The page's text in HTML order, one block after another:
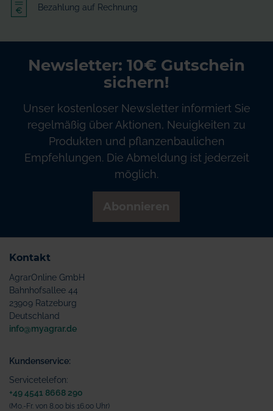
Bezahlung auf Rechnung
Newsletter: 10€ Gutschein
sichern!
Unser kostenloser Newsletter informiert Sie
regelmäßig über Aktionen, Neuigkeiten zu
Produkten und pflanzenbaulichen
Empfehlungen. Die Abmeldung ist jederzeit
möglich.
Kontakt
AgrarOnline GmbH
Bahnhofsallee 44
23909 Ratzeburg
Deutschland
info@myagrar.de
Kundenservice:
Servicetelefon:
+49 4541 8668 290
(Mo.-Fr. von 8.00 bis 16.00 Uhr)